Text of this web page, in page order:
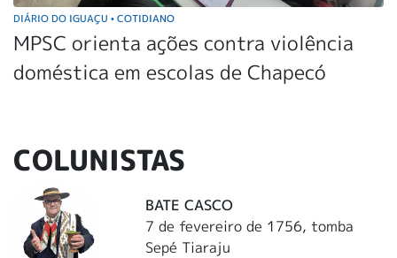
DIÁRIO DO IGUAÇU • COTIDIANO
MPSC orienta ações contra violência
doméstica em escolas de Chapecó
COLUNISTAS
BATE CASCO
7 de fevereiro de 1756, tomba
Sepé Tiaraju